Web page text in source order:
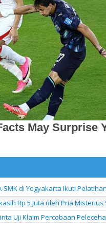
di Yogyakarta Ikuti
Rp 5 Juta oleh Pria Misterius
Uji Klaim Percobaan